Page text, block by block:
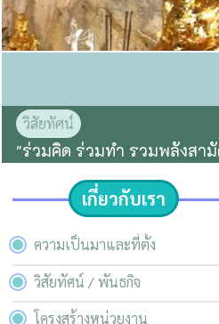
วิสัยทัศน์
"ร่วมคิด ร่วมทำ รวมพลังสา
เกี่ยวกับเรา
ความเป็นมาและที่ตั้ง
วิสัยทัศน์ / พันธกิจ
โครงสร้างหน่วยงาน